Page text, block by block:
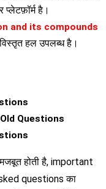
है।
and its compounds
हल उपलब्ध है।
Old Questions
होती है, important
questions का